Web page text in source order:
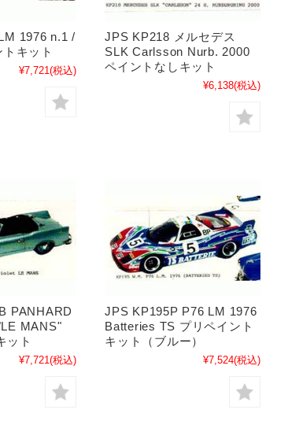
1976 n.1 /
キット
¥7,721(税込)
JPS KP218 メルセデス
SLK Carlsson Nurb. 2000
ペイントなしキット
¥6,138(税込)
PANHARD
MANS"
ット
¥7,721(税込)
JPS KP195P P76 LM 1976
Batteries TS プリペイント
キット（ブルー）
¥7,524(税込)